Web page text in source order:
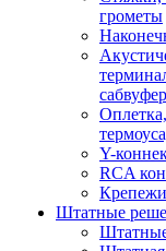
грометы
Y-
RCA
Крепежи
Штатные